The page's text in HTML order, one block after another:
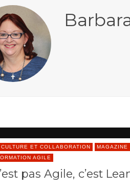
CULTURE ET COLLABORATION MAGAZINE
AGILE
pas Agile, c’est